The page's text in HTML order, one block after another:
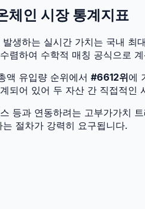
체인 시장 통계지표
생하는 실시간 가치는 국내
렴하여 수학적 매칭 공식으로
액 유입량 순위에서 #6612위에
되어 있어 두 자산 간 직접적
등과 연동하려는 고부가가치
절차가 강력히 요구됩니다.